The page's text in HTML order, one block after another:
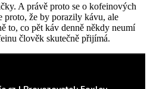
A právě proto se o kofeinových
proto, že by porazily kávu, ale
to, co pět káv denně někdy neumí
člověk skutečně přijímá.